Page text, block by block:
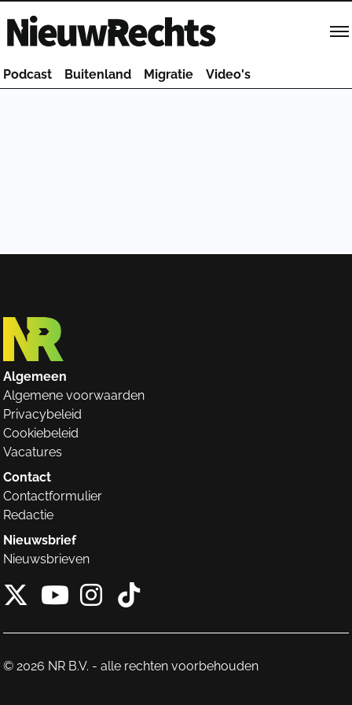
Homepage van NieuwRechts
Podcast Buitenland Migratie Video's
Algemeen
Algemene voorwaarden
Privacybeleid
Cookiebeleid
Vacatures
Contact
Contactformulier
Redactie
Nieuwsbrief
Nieuwsbrieven
X van NieuwRechts
Instagram van
Tiktok van
© 2026 NR B.V. - alle rechten voorbehouden